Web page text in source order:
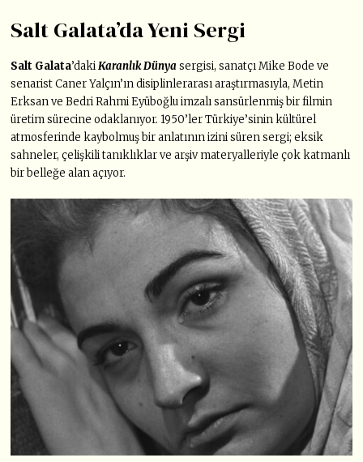
Salt Galata’da Yeni Sergi
Salt Galata’dakiKaranlık Dünya sergisi, sanatçı Mike Bode ve
senarist Caner Yalçın’ın disiplinlerarası araştırmasıyla, Metin
Erksan ve Bedri Rahmi Eyüboğlu imzalı sansürlenmiş bir filmin
üretim sürecine odaklanıyor. 1950’ler Türkiye’sinin kültürel
atmosferinde kaybolmuş bir anlatının izini süren sergi; eksik
sahneler, çelişkili tanıklıklar ve arşiv materyalleriyle çok katmanlı
bir belleğe alan açıyor.